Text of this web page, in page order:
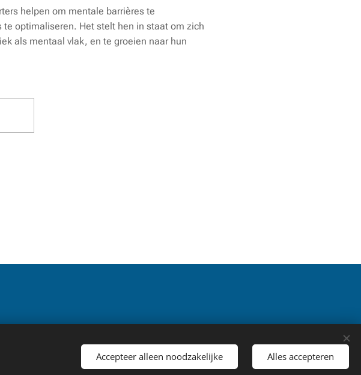
helpen om mentale barrières te
optimaliseren. Het stelt hen in staat om zich
als mentaal vlak, en te groeien naar hun
mag worden gekopieerd, gereproduceerd of verspreid
Accepteer alleen noodzakelijke Alles accepteren